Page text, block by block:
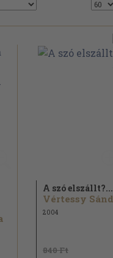
A szó elszállt?...
2004
840 Ft